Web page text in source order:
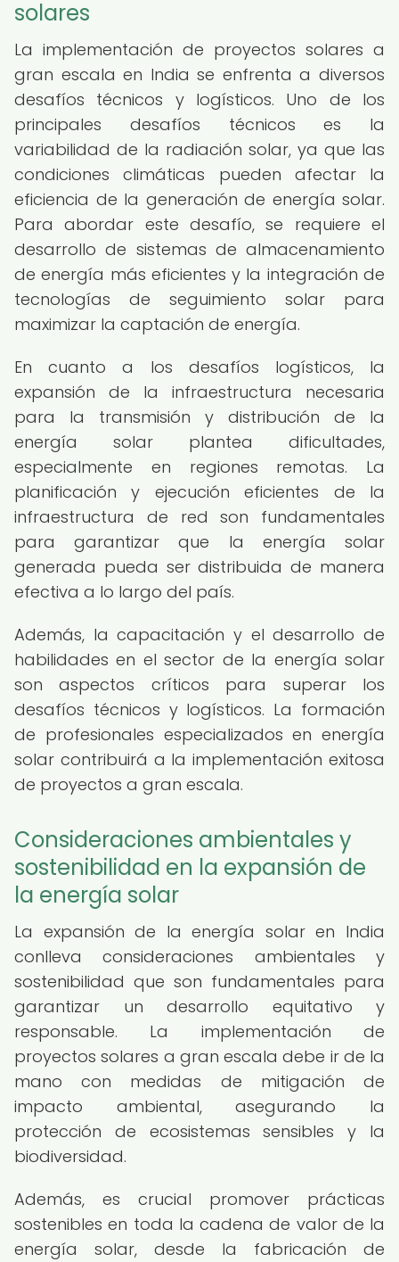
solares
La implementación de proyectos solares a
gran escala en India se enfrenta a diversos
desafíos técnicos y logísticos. Uno de los
principales desafíos técnicos es la
variabilidad de la radiación solar, ya que las
condiciones climáticas pueden afectar la
eficiencia de la generación de energía solar.
Para abordar este desafío, se requiere el
desarrollo de sistemas de almacenamiento
de energía más eficientes y la integración de
tecnologías de seguimiento solar para
maximizar la captación de energía.
En cuanto a los desafíos logísticos, la
expansión de la infraestructura necesaria
para la transmisión y distribución de la
energía solar plantea dificultades,
especialmente en regiones remotas. La
planificación y ejecución eficientes de la
infraestructura de red son fundamentales
para garantizar que la energía solar
generada pueda ser distribuida de manera
efectiva a lo largo del país.
Además, la capacitación y el desarrollo de
habilidades en el sector de la energía solar
son aspectos críticos para superar los
desafíos técnicos y logísticos. La formación
de profesionales especializados en energía
solar contribuirá a la implementación exitosa
de proyectos a gran escala.
Consideraciones ambientales y
sostenibilidad en la expansión de
la energía solar
La expansión de la energía solar en India
conlleva consideraciones ambientales y
sostenibilidad que son fundamentales para
garantizar un desarrollo equitativo y
responsable. La implementación de
proyectos solares a gran escala debe ir de la
mano con medidas de mitigación de
impacto ambiental, asegurando la
protección de ecosistemas sensibles y la
biodiversidad.
Además, es crucial promover prácticas
sostenibles en toda la cadena de valor de la
energía solar, desde la fabricación de